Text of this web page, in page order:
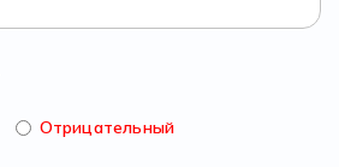
Отрицательный